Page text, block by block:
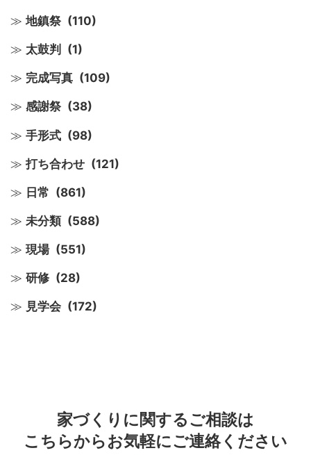
地鎮祭 (110)
太鼓判 (1)
完成写真 (109)
感謝祭 (38)
手形式 (98)
打ち合わせ (121)
日常 (861)
未分類 (588)
現場 (551)
研修 (28)
見学会 (172)
家づくりに関するご相談は
こちらからお気軽にご連絡ください